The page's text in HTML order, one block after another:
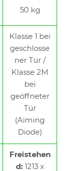
50 kg
Klasse 1 bei
geschlosse
ner Tür /
Klasse 2M
bei
geöffneter
Tür
(Aiming
Diode)
Freistehen
d:1213 x